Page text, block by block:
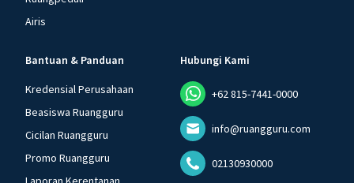
Airis
Bantuan & Panduan
Kredensial Perusahaan
Beasiswa Ruangguru
Cicilan Ruangguru
Promo Ruangguru
Hubungi Kami
+62 815-7441-0000
info@ruangguru.com
02130930000